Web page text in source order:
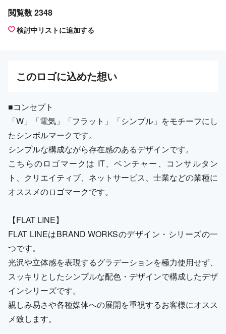
閲覧数 2348
検討中リストに追加する
このロゴに込めた想い
■コンセプト
「W」「電気」「フラット」「シンプル」をモチーフにし
たシンボルマークです。
シンプルな構成ながら存在感のあるデザインです。
こちらのロゴマークは IT、ベンチャー、コンサルタン
ト、クリエイティブ、ネットサービス、士業などの業種に
オススメのロゴマークです。
【FLAT LINE】
FLAT LINEはBRAND WORKSのデザイン・シリーズの一
つです。
光沢や立体感を表現するグラデーションを極力使用せず、
スッキリとしたシンプルな配色・デザインで構成したデザ
インシリーズです。
親しみ易さや各種媒体への展開を重視するお客様にオスス
メ致します。